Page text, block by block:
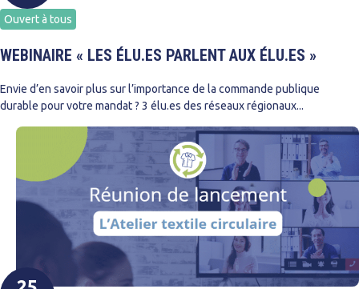
Ouvert à tous
WEBINAIRE « LES ÉLU.ES PARLENT AUX ÉLU.ES »
Envie d’en savoir plus sur l’importance de la commande publique
durable pour votre mandat ? 3 élu.es des réseaux régionaux...